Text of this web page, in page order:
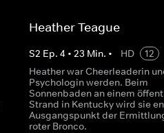
Heather Teague
S2 Ep. 4 • 23 Min. • HD
12
Heather war Cheerleaderin
Psychologin werden. Beim
Sonnenbaden an einem
Strand in Kentucky wird sie
Ausgangspunkt der
roter Bronco.